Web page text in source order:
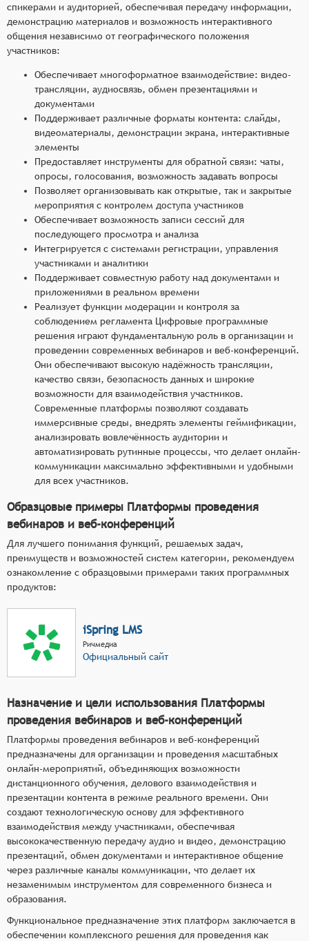
спикерами и аудиторией, обеспечивая передачу информации,
демонстрацию материалов и возможность интерактивного
общения независимо от географического положения
участников:
Обеспечивает многоформатное взаимодействие: видео-
трансляции, аудиосвязь, обмен презентациями и
документами
Поддерживает различные форматы контента: слайды,
видеоматериалы, демонстрации экрана, интерактивные
элементы
Предоставляет инструменты для обратной связи: чаты,
опросы, голосования, возможность задавать вопросы
Позволяет организовывать как открытые, так и закрытые
мероприятия с контролем доступа участников
Обеспечивает возможность записи сессий для
последующего просмотра и анализа
Интегрируется с системами регистрации, управления
участниками и аналитики
Поддерживает совместную работу над документами и
приложениями в реальном времени
Реализует функции модерации и контроля за
соблюдением регламента Цифровые программные
решения играют фундаментальную роль в организации и
проведении современных вебинаров и веб-конференций.
Они обеспечивают высокую надёжность трансляции,
качество связи, безопасность данных и широкие
возможности для взаимодействия участников.
Современные платформы позволяют создавать
иммерсивные среды, внедрять элементы геймификации,
анализировать вовлечённость аудитории и
автоматизировать рутинные процессы, что делает онлайн-
коммуникации максимально эффективными и удобными
для всех участников.
Образцовые примеры Платформы проведения
вебинаров и веб-конференций
Для лучшего понимания функций, решаемых задач,
преимуществ и возможностей систем категории, рекомендуем
ознакомление с образцовыми примерами таких программных
продуктов:
iSpring LMS
Ричмедиа
Официальный сайт
Назначение и цели использования Платформы
проведения вебинаров и веб-конференций
Платформы проведения вебинаров и веб-конференций
предназначены для организации и проведения масштабных
онлайн-мероприятий, объединяющих возможности
дистанционного обучения, делового взаимодействия и
презентации контента в режиме реального времени. Они
создают технологическую основу для эффективного
взаимодействия между участниками, обеспечивая
высококачественную передачу аудио и видео, демонстрацию
презентаций, обмен документами и интерактивное общение
через различные каналы коммуникации, что делает их
незаменимым инструментом для современного бизнеса и
образования.
Функциональное предназначение этих платформ заключается в
обеспечении комплексного решения для проведения как